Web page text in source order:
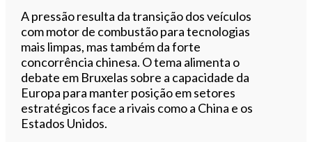
A pressão resulta da transição dos veículos
com motor de combustão para tecnologias
mais limpas, mas também da forte
concorrência chinesa. O tema alimenta o
debate em Bruxelas sobre a capacidade da
Europa para manter posição em setores
estratégicos face a rivais como a China e os
Estados Unidos.